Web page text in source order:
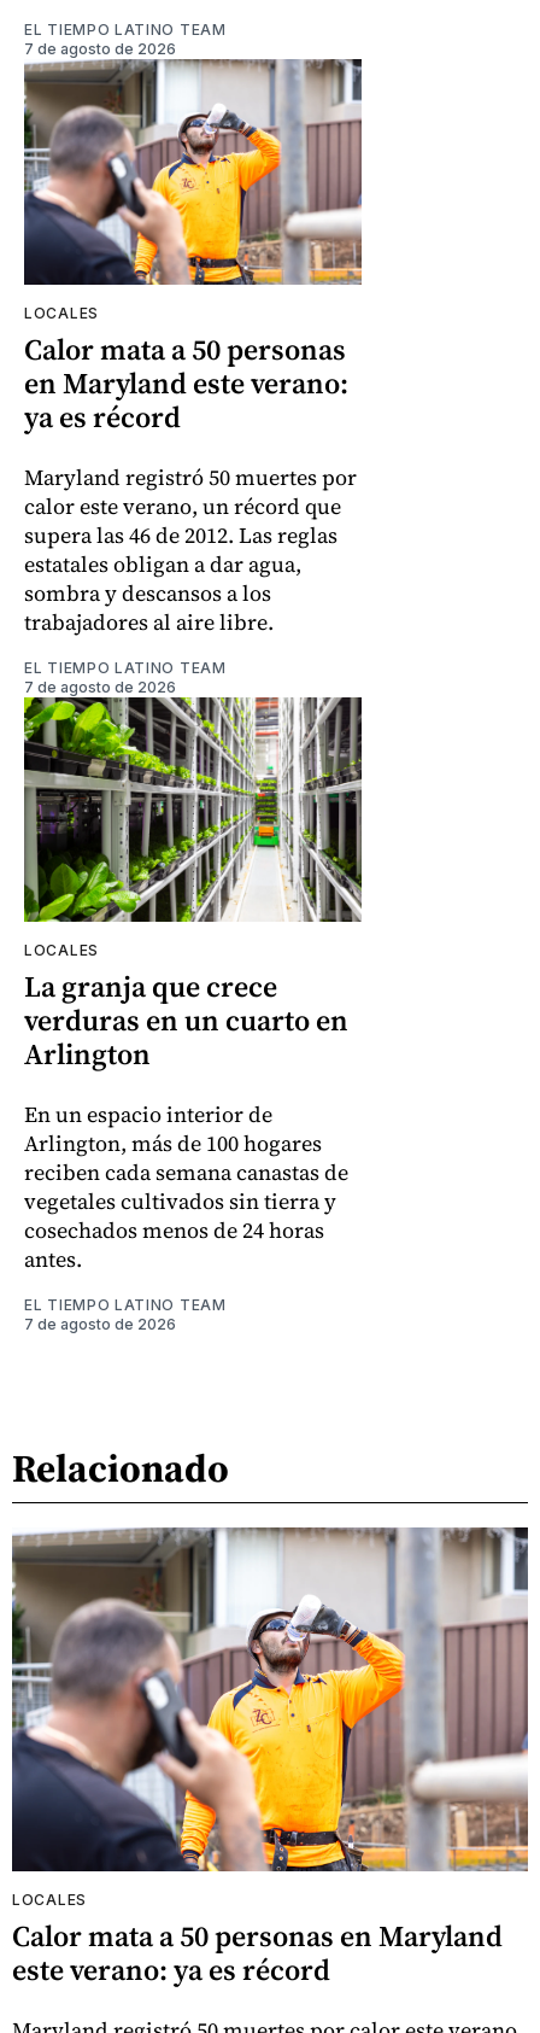
EL TIEMPO LATINO TEAM
7 de agosto de 2026
LOCALES
Calor mata a 50 personas
en Maryland este verano:
ya es récord
Maryland registró 50 muertes por
calor este verano, un récord que
supera las 46 de 2012. Las reglas
estatales obligan a dar agua,
sombra y descansos a los
trabajadores al aire libre.
EL TIEMPO LATINO TEAM
7 de agosto de 2026
LOCALES
La granja que crece
verduras en un cuarto en
Arlington
En un espacio interior de
Arlington, más de 100 hogares
reciben cada semana canastas de
vegetales cultivados sin tierra y
cosechados menos de 24 horas
antes.
EL TIEMPO LATINO TEAM
7 de agosto de 2026
Relacionado
LOCALES
Calor mata a 50 personas en Maryland
este verano: ya es récord